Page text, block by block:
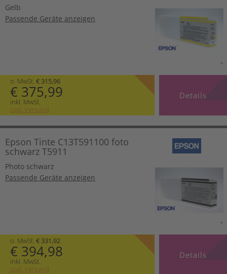
Gelb
Passende Geräte anzeigen
o. MwSt. € 315,96
€ 375,99
inkl. MwSt.
zzgl. Versand
Details
Epson Tinte C13T591100 foto
schwarz T5911
Photo schwarz
Passende Geräte anzeigen
o. MwSt. € 331,92
€ 394,98
inkl. MwSt.
zzgl. Versand
Details